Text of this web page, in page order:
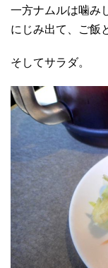
一方ナムルは噛み
にじみ出て、ご飯
そしてサラダ。